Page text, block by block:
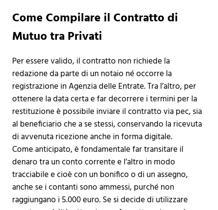
Come Compilare il Contratto di
Mutuo tra Privati
Per essere valido, il contratto non richiede la
redazione da parte di un notaio né occorre la
registrazione in Agenzia delle Entrate. Tra l’altro, per
ottenere la data certa e far decorrere i termini per la
restituzione è possibile inviare il contratto via pec, sia
al beneficiario che a se stessi, conservando la ricevuta
di avvenuta ricezione anche in forma digitale.
Come anticipato, è fondamentale far transitare il
denaro tra un conto corrente e l’altro in modo
tracciabile e cioè con un bonifico o di un assegno,
anche se i contanti sono ammessi, purché non
raggiungano i 5.000 euro. Se si decide di utilizzare